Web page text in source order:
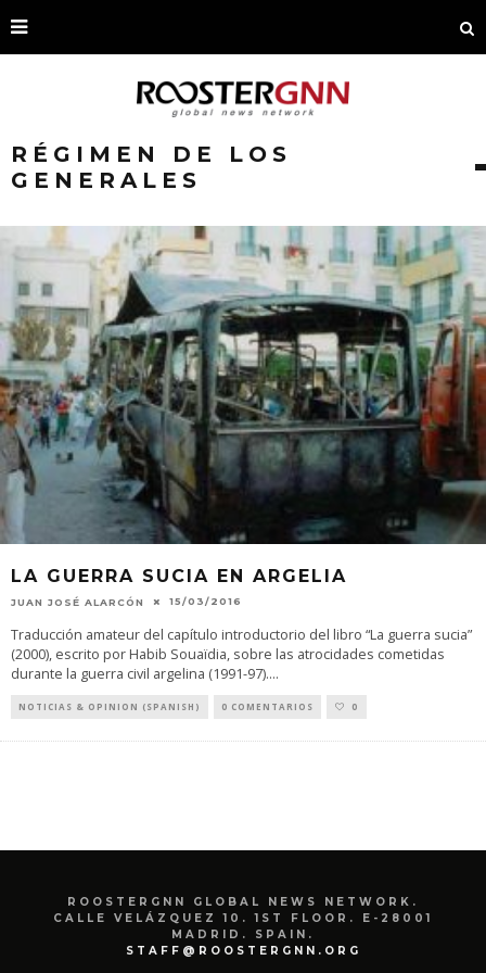
RÉGIMEN DE LOS
GENERALES
LA GUERRA SUCIA EN ARGELIA
JUAN JOSÉ ALARCÓN 15/03/2016
Traducción amateur del capítulo introductorio del libro “La guerra sucia”
(2000), escrito por Habib Souaïdia, sobre las atrocidades cometidas
durante la guerra civil argelina (1991-97)....
NOTICIAS & OPINION (SPANISH) 0 COMENTARIOS 0
ROOSTERGNN GLOBAL NEWS NETWORK.
CALLE VELÁZQUEZ 10. 1ST FLOOR. E-28001
MADRID. SPAIN.
STAFF@ROOSTERGNN.ORG